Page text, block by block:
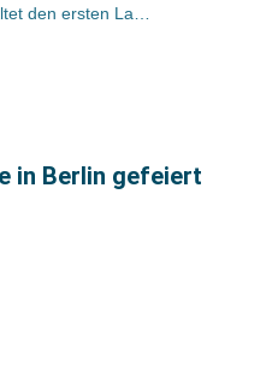
in Berlin gefeiert